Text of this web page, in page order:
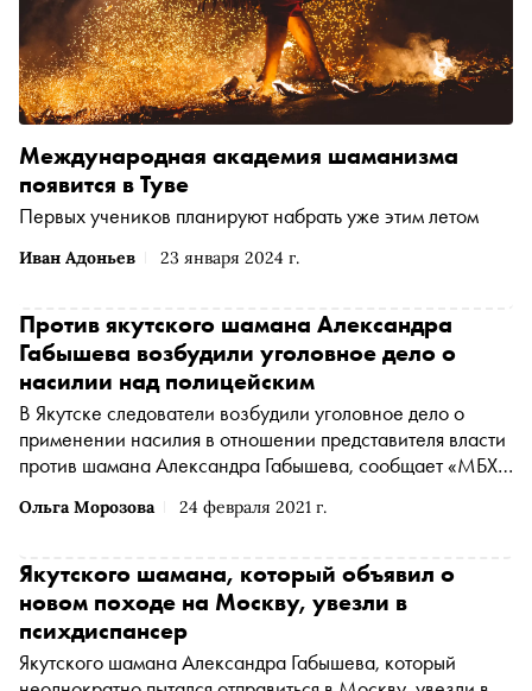
Иван Адоньев 23 января 2024 г.
Международная академия шаманизма
появится в Туве
Первых учеников планируют набрать уже этим летом
Ольга Морозова 24 февраля 2021 г.
Против якутского шамана Александра
Габышева возбудили уголовное дело о
насилии над полицейским
В Якутске следователи возбудили уголовное дело о
применении насилия в отношении представителя власти
против шамана Александра Габышева, сообщает «МБХ
Открытки»Алексея Прянишникова(Прянишников
*)
Якутского шамана, который объявил о
новом походе на Москву, увезли в
психдиспансер
Якутского шамана Александра Габышева, который